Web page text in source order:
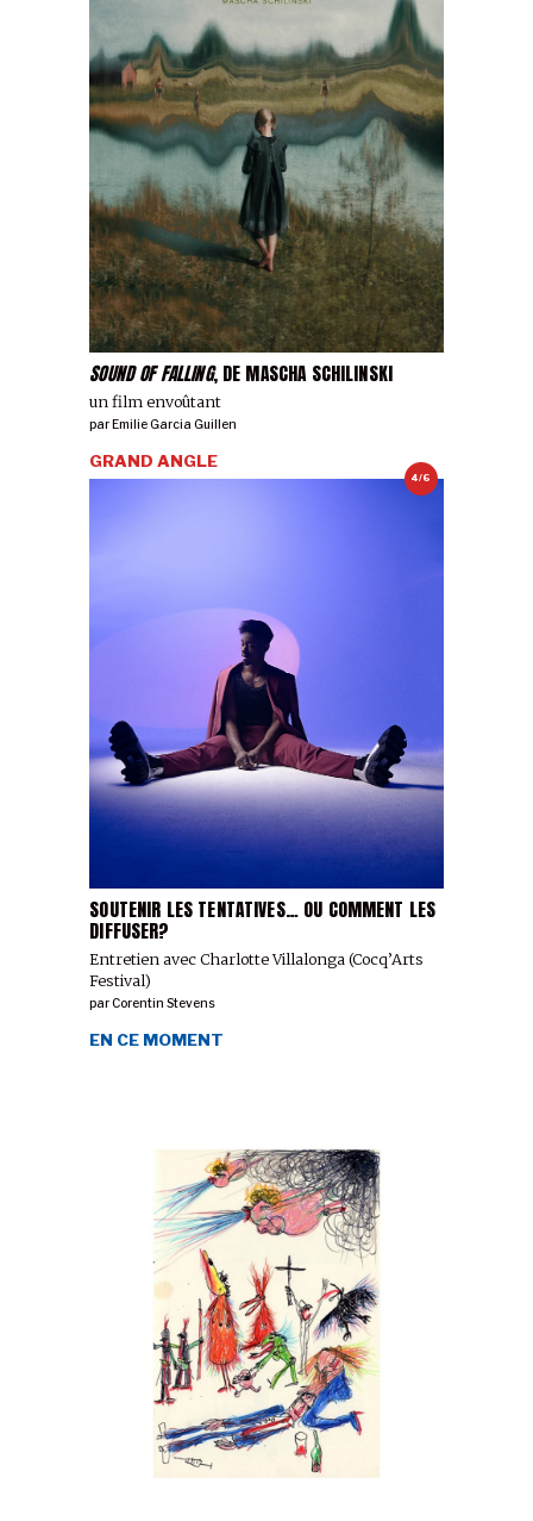
SOUND OF FALLING, DE MASCHA SCHILINSKI
un film envoûtant
parEmilie Garcia Guillen
4/6
SOUTENIR LES TENTATIVES… OU COMMENT LES
DIFFUSER?
Entretien avec Charlotte Villalonga (Cocq’Arts
Festival)
GRAND ANGLE
parCorentin Stevens
EN CE MOMENT